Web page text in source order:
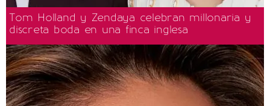
Tom Holland y Zendaya celebran millonaria y
discreta boda en una finca inglesa